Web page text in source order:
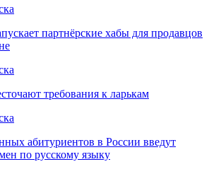
партнёрские хабы для продавцов
требования к ларькам
абитуриентов в России введут
по русскому языку